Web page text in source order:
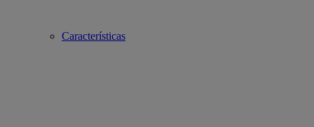
Características